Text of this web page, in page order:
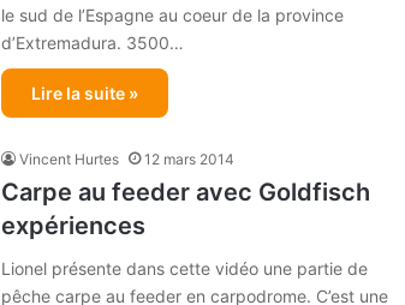
le sud de l’Espagne au coeur de la province
d’Extremadura. 3500…
Lire la suite »
Vincent Hurtes 12 mars 2014
Carpe au feeder avec Goldfisch
expériences
Lionel présente dans cette vidéo une partie de
pêche carpe au feeder en carpodrome. C’est une